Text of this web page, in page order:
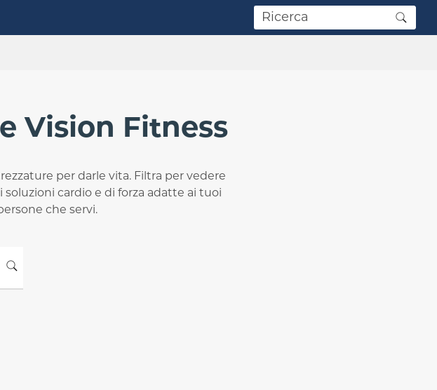
Vision Fitness
per darle vita. Filtra per vedere
cardio e di forza adatte ai tuoi
che servi.